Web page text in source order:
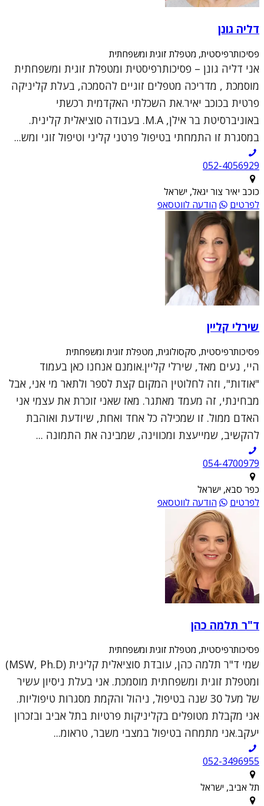
דליה גונן
פסיכותרפיסטית, מטפלת זוגית ומשפחתית
אני דליה גונן – פסיכותרפיסטית ומטפלת זוגית ומשפחתית
מוסמכת , מדריכה מטפלים זוגיים להסמכה, בעלת קליניקה
פרטית בכוכב יאיר.את השכלתי האקדמית רכשתי
באוניברסיטת בר אילן, M.A. בעבודה סוציאלית קלינית.
במסגרת זו התמחתי בטיפול פרטני קליני וטיפול זוגי ומש...
052-4056929
כוכב יאיר צור יגאל, ישראל
לפרטים
הודעה לווטסאפ
שירלי קליין
פסיכותרפיסטית, סקסולוגית, מטפלת זוגית ומשפחתית
היי, נעים מאד, שירלי קליין.אומנם אנחנו כאן בעמוד
"אודות", וזה לחלוטין המקום קצת לספר ולתאר מי אני, אבל
מבחינתי, זה מעמד מאתגר. מאז שאני זוכרת את עצמי אני
האדם ממול. זו שמכילה כל אחד ואחת, שיודעת ואוהבת
להקשיב, שמייעצת ומכווינה, שמבינה את התמונה ...
054-4700979
כפר סבא, ישראל
לפרטים
הודעה לווטסאפ
ד"ר תלמה כהן
פסיכותרפיסטית, מטפלת זוגית ומשפחתית
שמי ד"ר תלמה כהן, עובדת סוציאלית קלינית (MSW, Ph.D)
ומטפלת זוגית ומשפחתית מוסמכת. אני בעלת ניסיון עשיר
של מעל 30 שנה בטיפול, ניהול והקמת מסגרות טיפוליות.
אני מקבלת מטופלים בקליניקות פרטיות בתל אביב ובזכרון
יעקב.אני מתמחה בטיפול במצבי משבר, טראומ...
052-3496955
תל אביב, ישראל